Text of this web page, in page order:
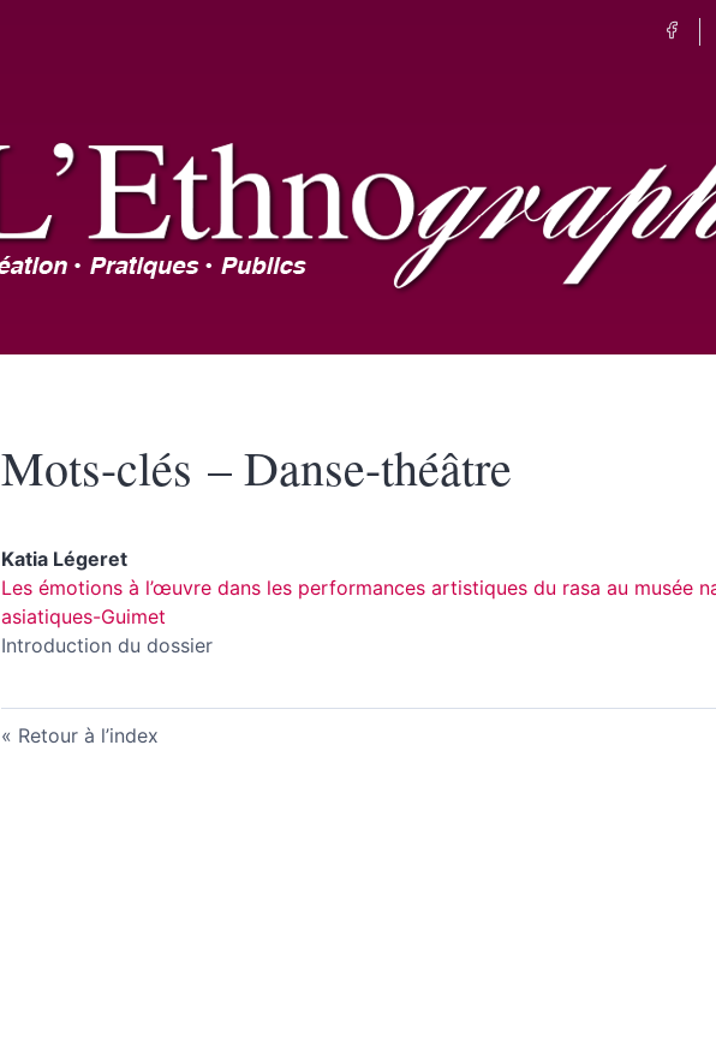
Mots-clés – Danse-théâtre
Katia Légeret
Les émotions à l’œuvre dans les performances artistiques du rasa au musée
asiatiques-Guimet
Introduction du dossier
Retour à l’index